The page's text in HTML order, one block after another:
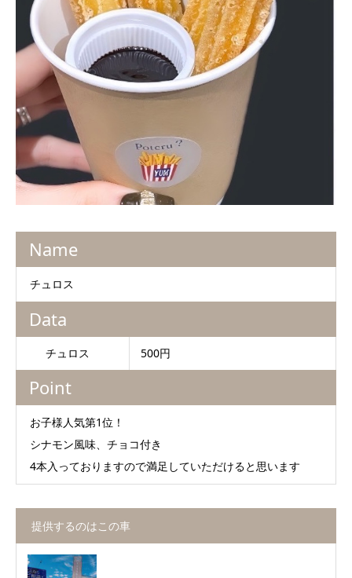
Name
チュロス
Data
チュロス 500円
Point
お子様人気第1位！
シナモン風味、チョコ付き
4本入っておりますので満足していただけると思います
提供するのはこの車